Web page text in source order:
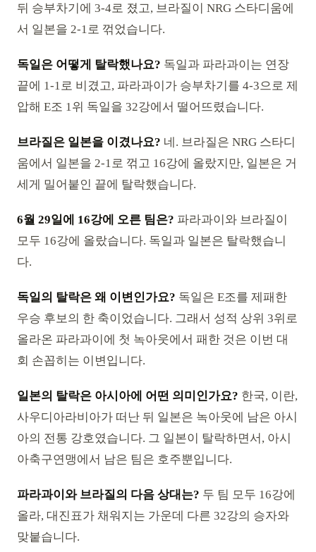
뒤 승부차기에 3-4로 졌고, 브라질이 NRG 스타디움에
서 일본을 2-1로 꺾었습니다.
독일은 어떻게 탈락했나요? 독일과 파라과이는 연장
끝에 1-1로 비겼고, 파라과이가 승부차기를 4-3으로 제
압해 E조 1위 독일을 32강에서 떨어뜨렸습니다.
브라질은 일본을 이겼나요? 네. 브라질은 NRG 스타디
움에서 일본을 2-1로 꺾고 16강에 올랐지만, 일본은 거
세게 밀어붙인 끝에 탈락했습니다.
6월 29일에 16강에 오른 팀은? 파라과이와 브라질이
모두 16강에 올랐습니다. 독일과 일본은 탈락했습니
다.
독일의 탈락은 왜 이변인가요? 독일은 E조를 제패한
우승 후보의 한 축이었습니다. 그래서 성적 상위 3위로
올라온 파라과이에 첫 녹아웃에서 패한 것은 이번 대
회 손꼽히는 이변입니다.
일본의 탈락은 아시아에 어떤 의미인가요? 한국, 이란,
사우디아라비아가 떠난 뒤 일본은 녹아웃에 남은 아시
아의 전통 강호였습니다. 그 일본이 탈락하면서, 아시
아축구연맹에서 남은 팀은 호주뿐입니다.
파라과이와 브라질의 다음 상대는? 두 팀 모두 16강에
올라, 대진표가 채워지는 가운데 다른 32강의 승자와
맞붙습니다.